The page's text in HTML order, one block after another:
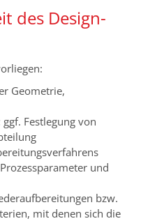
des Design-
Geometrie,
Festlegung von
und
bzw.
mit denen sich die